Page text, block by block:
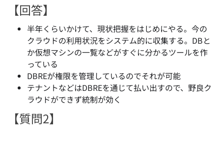
【回答】
半年くらいかけて、現状把握をはじめにやる。今の
クラウドの利用状況をシステム的に収集する。DBと
か仮想マシンの一覧などがすぐに分かるツールを作
っている
DBREが権限を管理しているのでそれが可能
テナントなどはDBREを通じて払い出すので、野良ク
ラウドができず統制が効く
【質問2】